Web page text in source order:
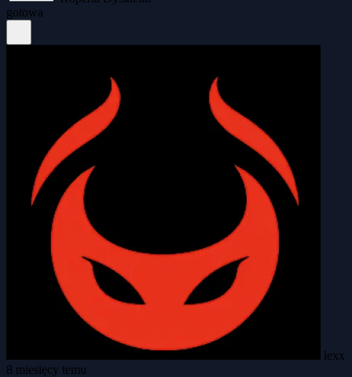
gotowa
lexx
8 miesięcy temu